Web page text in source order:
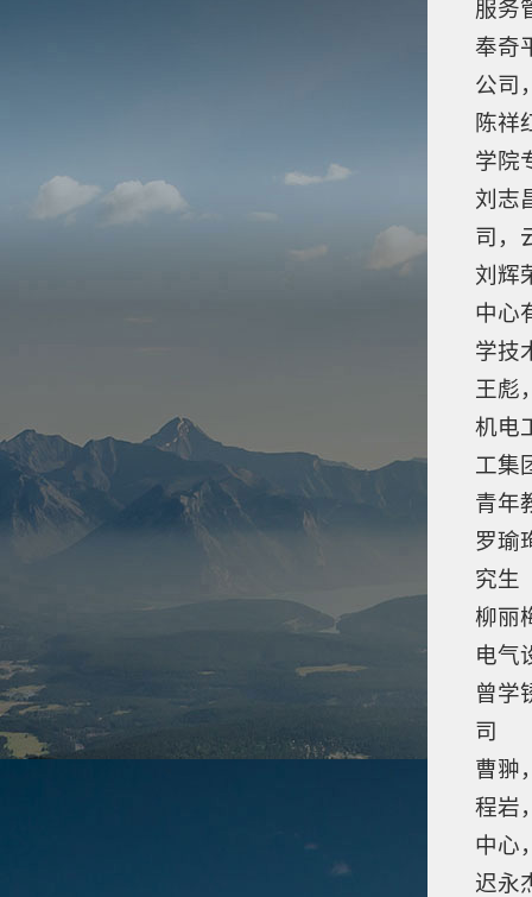
服务
奉奇
公司
陈祥
学院
刘志
司，
刘辉
中心
学技
王彪
机电
工集
青年
罗瑜
究生
柳丽
电气
曾学
司
曹翀
程岩
中心
迟永